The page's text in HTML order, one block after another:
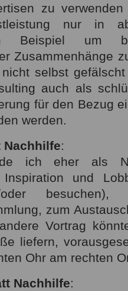
zu
nur in
Beispiel um
Zusammenhänge
selbst
auch als
für den Bezug
werden.
Nachhilfe:
ich eher als
und
oder
zum
Vortrag
liefern,
Ohr am rechten
Nachhilfe: